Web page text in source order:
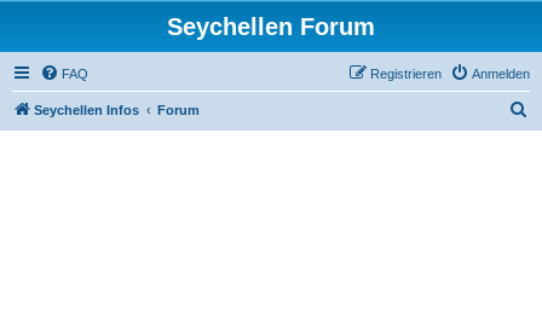
Seychellen Forum
FAQ Anmelden
Registrieren
Seychellen Infos Forum